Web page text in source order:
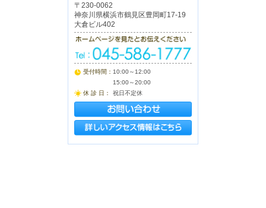
〒230-0062
神奈川県横浜市鶴見区豊岡町17-19
大倉ビル402
受付時間： 10:00～12:00
15:00～20:00
休 診 日：
祝日不定休